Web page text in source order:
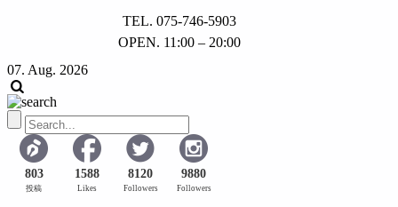
TEL. 075-746-5903
OPEN. 11:00 – 20:00
07. Aug. 2026
803
投稿
1588
Likes
8120
Followers
9880
Followers